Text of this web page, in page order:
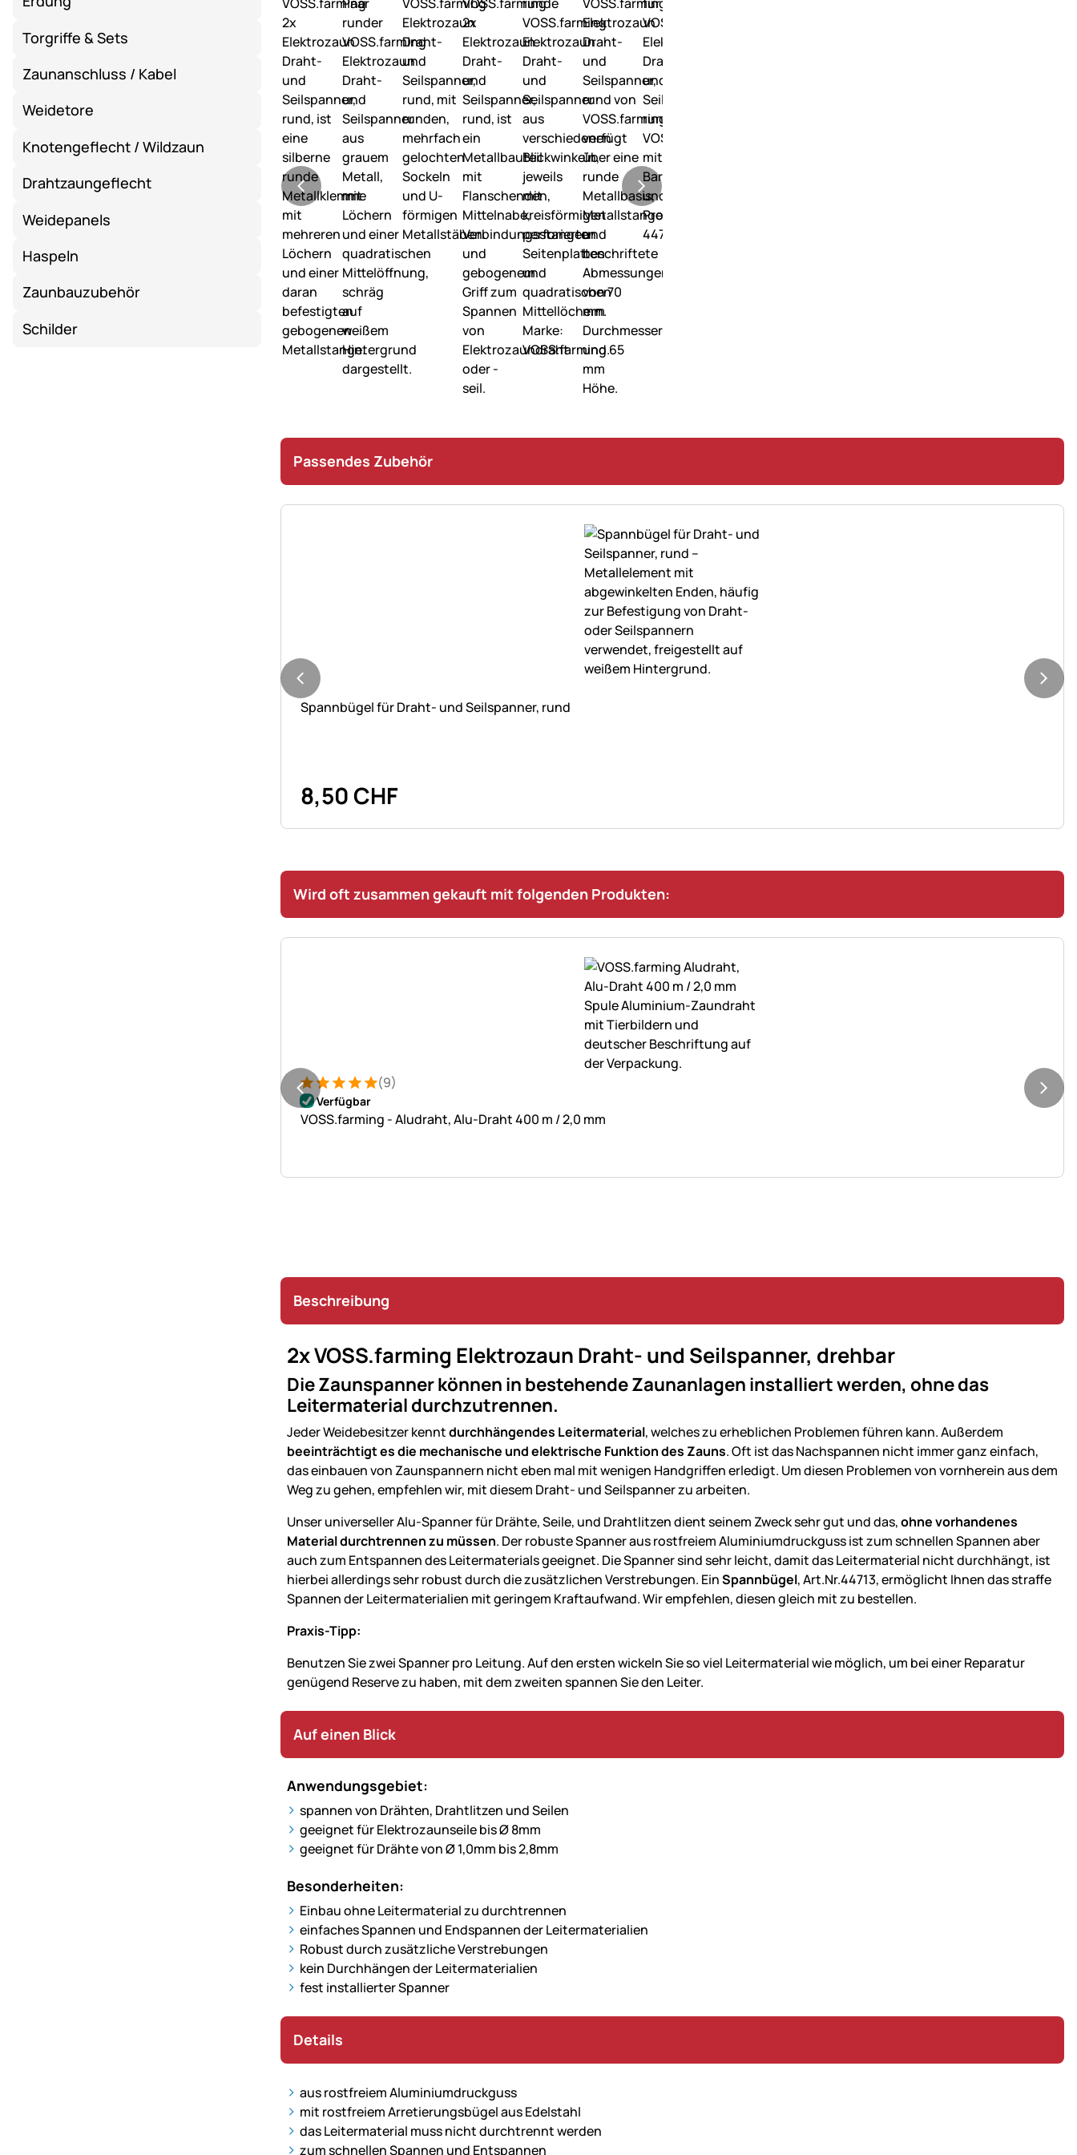
Torgriffe & Sets
Zaunanschluss / Kabel
Weidetore
Knotengeflecht / Wildzaun
Drahtzaungeflecht
Weidepanels
Haspeln
Zaunbauzubehör
Schilder
Passendes Zubehör
Noch keine Bewertungen abgegeben
Spannbügel für Draht- und Seilspanner, rund
8,50CHF
Wird oft zusammen gekauft mit folgenden Produkten:
Bewertung: 5 von 5 (9 Bewertungen)
9 Bewertungen
(9)
Verfügbar
VOSS.farming - Aludraht, Alu-Draht 400 m / 2,0 mm
Beschreibung
2x VOSS.farming Elektrozaun Draht- und Seilspanner, drehbar
Die Zaunspanner können in bestehende Zaunanlagen installiert werden, ohne das
Leitermaterial durchzutrennen.
Jeder Weidebesitzer kenntdurchhängendes Leitermaterial, welches zu erheblichen Problemen führen kann. Außerdem
beeinträchtigt es die mechanische und elektrische Funktion des Zauns. Oft ist das Nachspannen nicht immer ganz einfach,
das einbauen von Zaunspannern nicht eben mal mit wenigen Handgriffen erledigt. Um diesen Problemen von vornherein aus dem
Weg zu gehen, empfehlen wir, mit diesem Draht- und Seilspanner zu arbeiten.
Unser universeller Alu-Spanner für Drähte, Seile, und Drahtlitzen dient seinem Zweck sehr gut und das,ohne vorhandenes
Material durchtrennen zu müssen. Der robuste Spanner aus rostfreiem Aluminiumdruckguss ist zum schnellen Spannen aber
auch zum Entspannen des Leitermaterials geeignet. Die Spanner sind sehr leicht, damit das Leitermaterial nicht durchhängt, ist
hierbei allerdings sehr robust durch die zusätzlichen Verstrebungen. EinSpannbügel, Art.Nr.44713, ermöglicht Ihnen das straffe
Spannen der Leitermaterialien mit geringem Kraftaufwand. Wir empfehlen, diesen gleich mit zu bestellen.
Praxis-Tipp:
Benutzen Sie zwei Spanner pro Leitung. Auf den ersten wickeln Sie so viel Leitermaterial wie möglich, um bei einer Reparatur
genügend Reserve zu haben, mit dem zweiten spannen Sie den Leiter.
Auf einen Blick
Anwendungsgebiet:
spannen von Drähten, Drahtlitzen und Seilen
geeignet für Elektrozaunseile bis Ø 8mm
geeignet für Drähte von Ø 1,0mm bis 2,8mm
Besonderheiten:
Einbau ohne Leitermaterial zu durchtrennen
einfaches Spannen und Endspannen der Leitermaterialien
Robust durch zusätzliche Verstrebungen
kein Durchhängen der Leitermaterialien
fest installierter Spanner
Details
aus rostfreiem Aluminiumdruckguss
mit rostfreiem Arretierungsbügel aus Edelstahl
das Leitermaterial muss nicht durchtrennt werden
zum schnellen Spannen und Entspannen